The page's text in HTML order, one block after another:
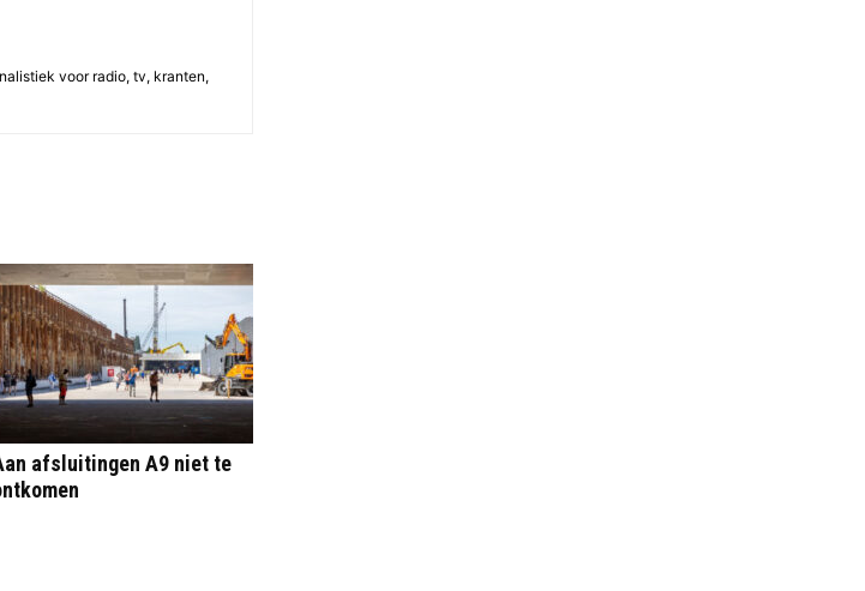
voor radio, tv, kranten,
afsluitingen A9 niet te